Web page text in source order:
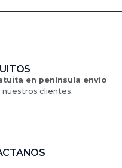
en península envío
nuestros clientes.